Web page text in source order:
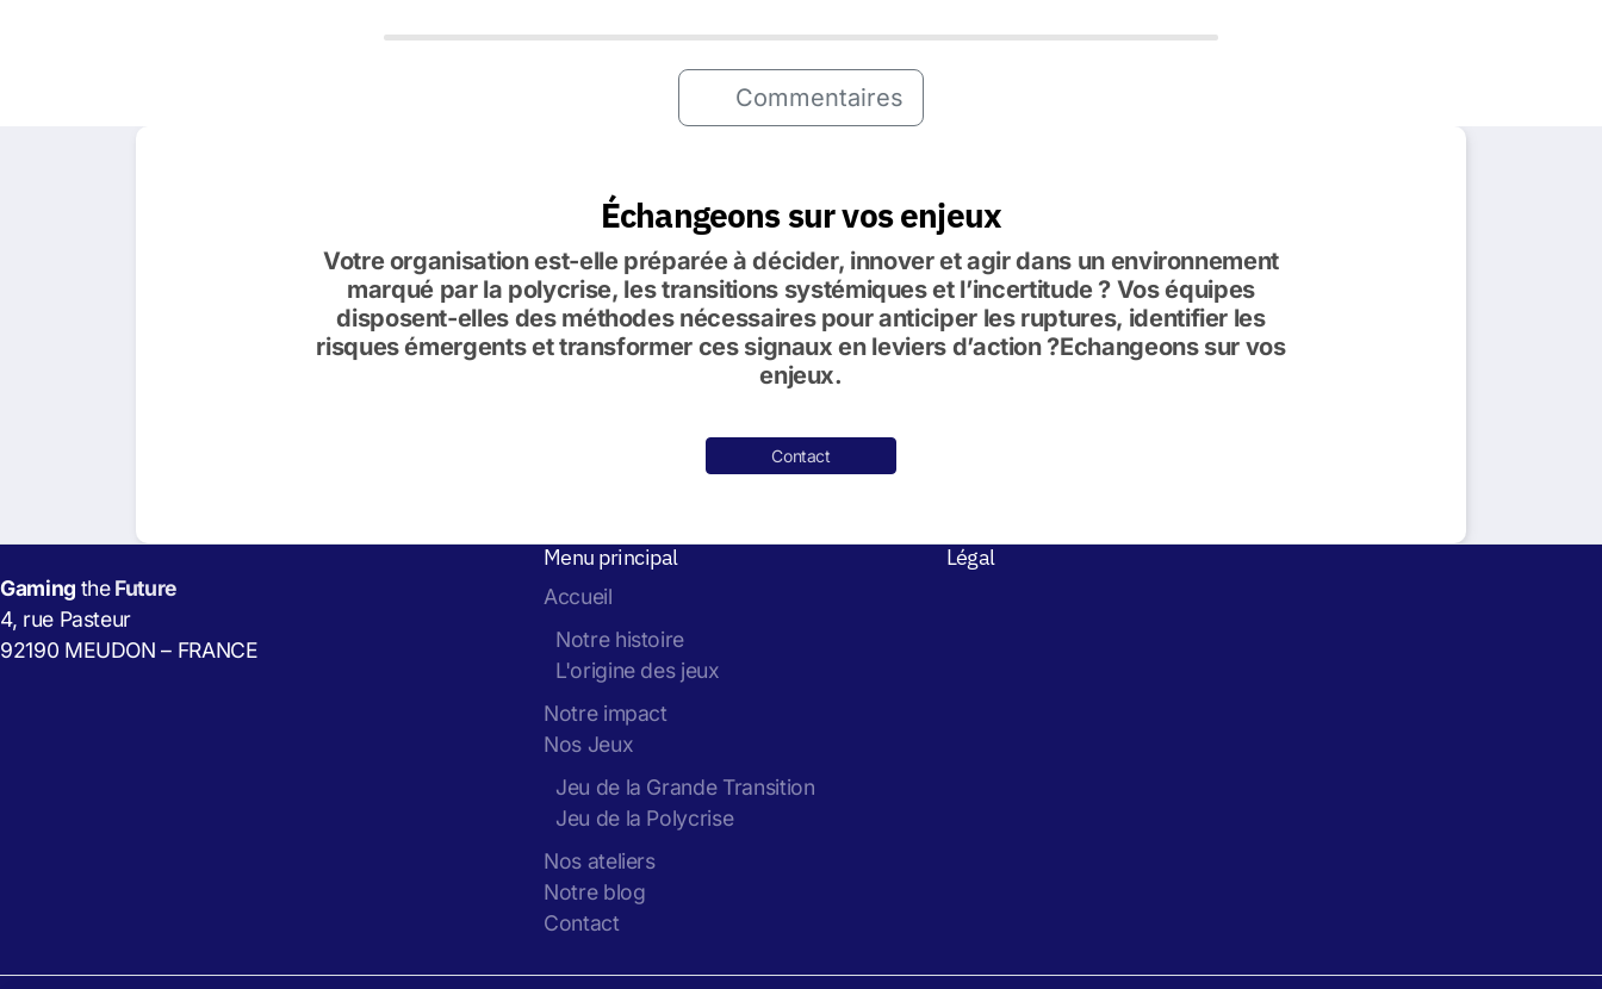
Commentaires
Échangeons sur vos enjeux
Votre organisation est-elle préparée à décider, innover et agir dans un environnement
marqué par la polycrise, les transitions systémiques et l’incertitude ? Vos équipes
disposent-elles des méthodes nécessaires pour anticiper les ruptures, identifier les
risques émergents et transformer ces signaux en leviers d’action ?Echangeons sur vos
enjeux.
Contact
Gaming theFuture
4, rue Pasteur
92190 MEUDON – FRANCE
Menu principal
Accueil
Notre histoire
L'origine des jeux
Notre impact
Nos Jeux
Jeu de la Grande Transition
Jeu de la Polycrise
Nos ateliers
Notre blog
Contact
Légal